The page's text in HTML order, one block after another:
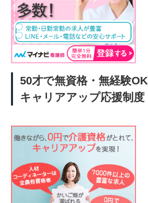
50才で無資格・無経験OK
キャリアアップ応援制度